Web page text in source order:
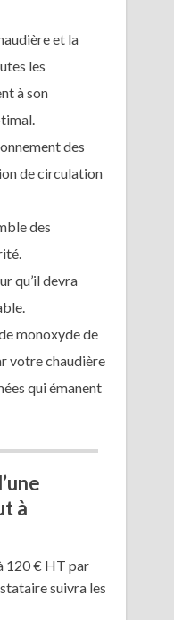
et la
les
à son
des
de circulation
des
qu’il devra
monoxyde de
votre chaudière
qui émanent
à
120 € HT par
suivra les